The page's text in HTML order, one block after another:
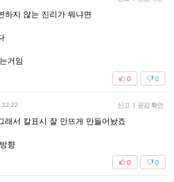
하지 않는 진리가 뭐냐면
거임
0
0
22:22 신고 | 공감 확인
래서 칼표시 잘 안뜨게 만들어놨죠
향
0
0